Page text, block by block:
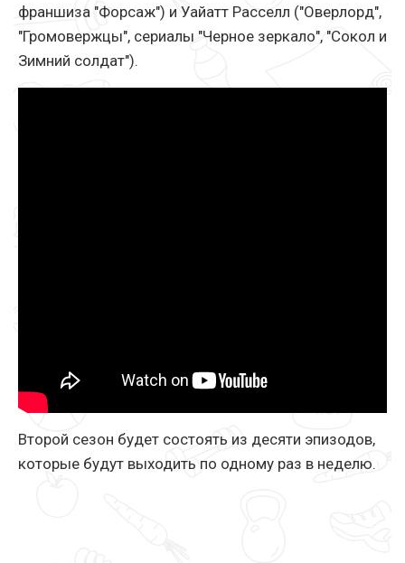
франшиза "Форсаж") и Уайатт Расселл ("Оверлорд",
"Громовержцы", сериалы "Черное зеркало", "Сокол и
Зимний солдат").
Второй сезон будет состоять из десяти эпизодов,
которые будут выходить по одному раз в неделю.